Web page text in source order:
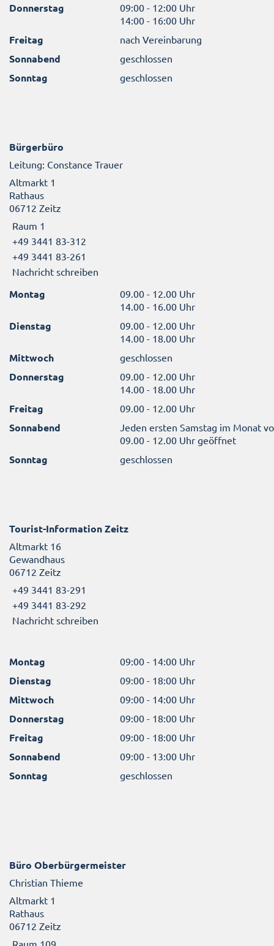
Donnerstag
09:00 - 12:00 Uhr
14:00 - 16:00 Uhr
Freitag nach Vereinbarung
Sonnabend geschlossen
Sonntag geschlossen
Bürgerbüro
Leitung: Constance Trauer
Altmarkt 1
Rathaus
06712 Zeitz
Raum 1
+49 3441 83-312
+49 3441 83-261
Nachricht schreiben
Montag
09.00 - 12.00 Uhr
14.00 - 16.00 Uhr
Dienstag
09.00 - 12.00 Uhr
14.00 - 18.00 Uhr
Mittwoch geschlossen
Donnerstag
09.00 - 12.00 Uhr
14.00 - 18.00 Uhr
Freitag 09.00 - 12.00 Uhr
Sonnabend
Jeden ersten Samstag im Monat
09.00 - 12.00 Uhr geöffnet
Sonntag geschlossen
Tourist-Information Zeitz
Altmarkt 16
Gewandhaus
06712 Zeitz
+49 3441 83-291
+49 3441 83-292
Nachricht schreiben
Montag 09:00 - 14:00 Uhr
Dienstag 09:00 - 18:00 Uhr
Mittwoch 09:00 - 14:00 Uhr
Donnerstag 09:00 - 18:00 Uhr
Freitag 09:00 - 18:00 Uhr
Sonnabend 09:00 - 13:00 Uhr
Sonntag geschlossen
Büro Oberbürgermeister
Christian Thieme
Altmarkt 1
Rathaus
06712 Zeitz